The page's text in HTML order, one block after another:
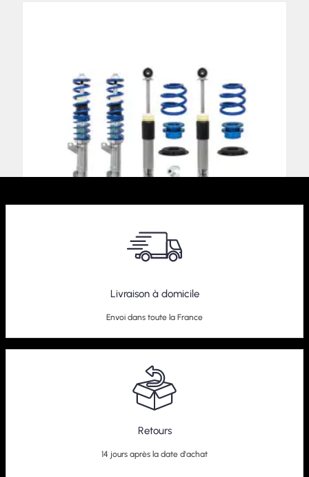
Livraison à domicile
Envoi dans toute la France
Retours
14 jours après la date d'achat